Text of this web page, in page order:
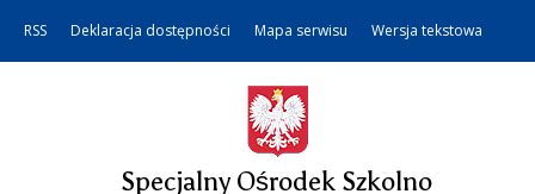
RSS Deklaracja dostępności Mapa serwisu Wersja tekstowa
Specjalny Ośrodek Szkolno